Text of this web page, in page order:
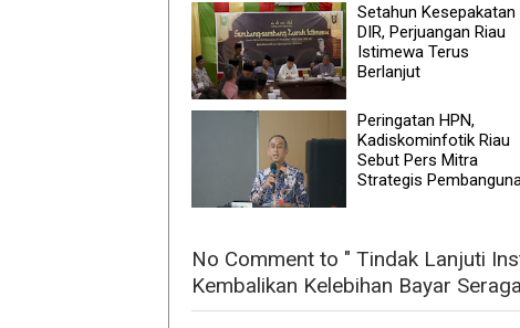
Setahun Kesepakatan
DIR, Perjuangan Riau
Istimewa Terus
Berlanjut
Peringatan HPN,
Kadiskominfotik Riau
Sebut Pers Mitra
Strategis
No Comment to " Tindak Lanjuti
Kembalikan Kelebihan Bayar